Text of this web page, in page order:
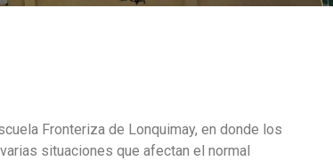
Fronteriza de Lonquimay, en donde los
situaciones que afectan el normal